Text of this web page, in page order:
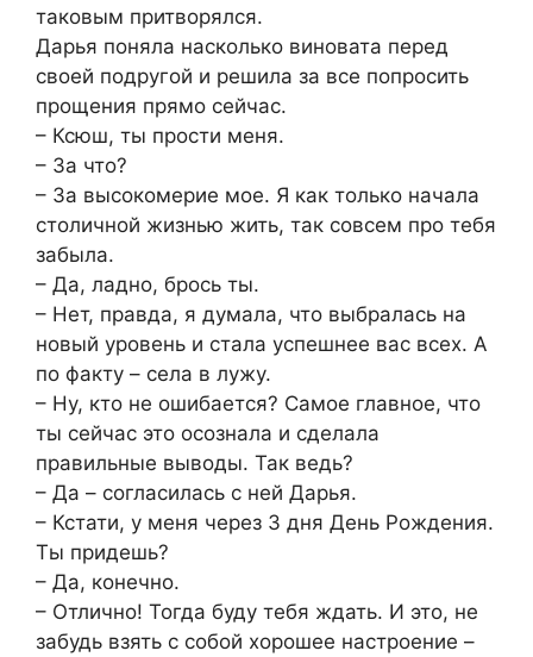
таковым притворялся.
Дарья поняла насколько виновата перед
своей подругой и решила за все попросить
прощения прямо сейчас.
– Ксюш, ты прости меня.
– За что?
– За высокомерие мое. Я как только начала
столичной жизнью жить, так совсем про тебя
забыла.
– Да, ладно, брось ты.
– Нет, правда, я думала, что выбралась на
новый уровень и стала успешнее вас всех. А
по факту – села в лужу.
– Ну, кто не ошибается? Самое главное, что
ты сейчас это осознала и сделала
правильные выводы. Так ведь?
– Да – согласилась с ней Дарья.
– Кстати, у меня через 3 дня День Рождения.
Ты придешь?
– Да, конечно.
– Отлично! Тогда буду тебя ждать. И это, не
забудь взять с собой хорошее настроение –